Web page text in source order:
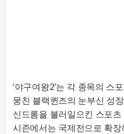
‘야구여왕2’는 각 종목의 스
뭉친 블랙퀸즈의 눈부신 성
신드롬을 불러일으킨 스포
시즌에서는 국제전으로 확